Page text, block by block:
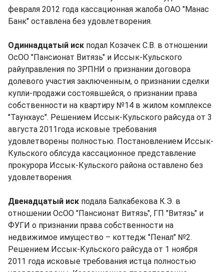
февраля 2012 года кассационная жалоба ОАО "Манас
Банк" оставлена без удовлетворения.
Одиннадцатый иск подал Козачек С.В. в отношении
ОсОО "Пансионат Витязь" и Иссык-Кульского
райуправления по ЗРПНИ о признании договора
долевого участия заключенным, о признании сделки
купли-продажи состоявшейся, о признании права
собственности на квартиру №14 в жилом комплексе
"Таунхаус". Решением Иссык-Кульского райсуда от 3
августа 2011года исковые требования
удовлетворены полностью. Постановлением Иссык-
Кульского облсуда кассационное представление
прокурора Иссык-Кульского района оставлено без
удовлетворения.
Двенадцатый иск подала Балкабекова К.Э. в
отношении ОсОО "Пансионат Витязь", ГП "Витязь" и
ФУГИ о признании права собственности на
недвижимое имущество – коттедж "Пенал" №2.
Решением Иссык-Кульского райсуда от 1 ноября
2011 года исковые требования истца полностью